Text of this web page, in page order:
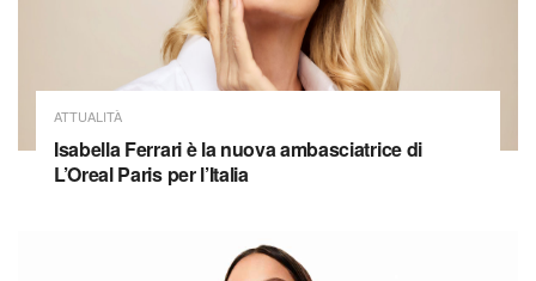
ATTUALITÀ
Isabella Ferrari è la nuova ambasciatrice di
L’Oreal Paris per l’Italia